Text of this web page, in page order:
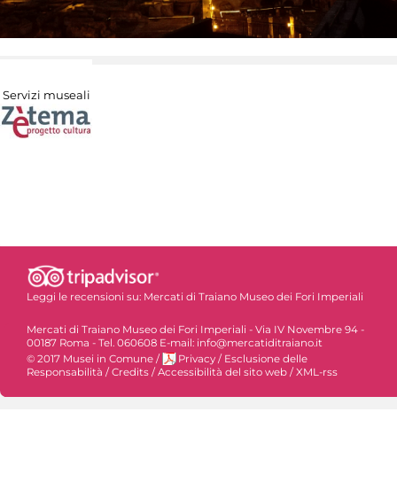
Servizi museali
Leggi le recensioni su: Mercati di Traiano Museo dei Fori Imperiali
Mercati di Traiano Museo dei Fori Imperiali - Via IV Novembre 94 -
00187 Roma - Tel. 060608 E-mail: info@mercatiditraiano.it
© 2017 Musei in Comune / Privacy / Esclusione delle
Responsabilità / Credits / Accessibilità del sito web / XML-rss